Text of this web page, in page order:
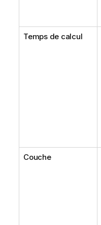
Temps de calcul
Couche